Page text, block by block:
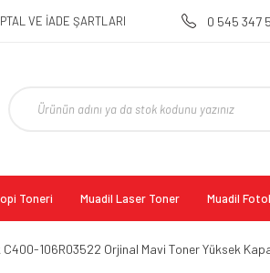
VE İADE ŞARTLARI 0 545 347
Toneri Muadil Laser Toner Muadil
106R03522 Orjinal Mavi Toner Yüksek